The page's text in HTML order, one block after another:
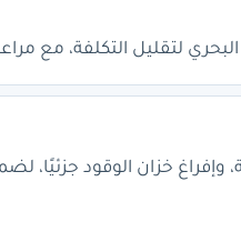
لتقليل التكلفة، مع
خزان الوقود جزئيًا،